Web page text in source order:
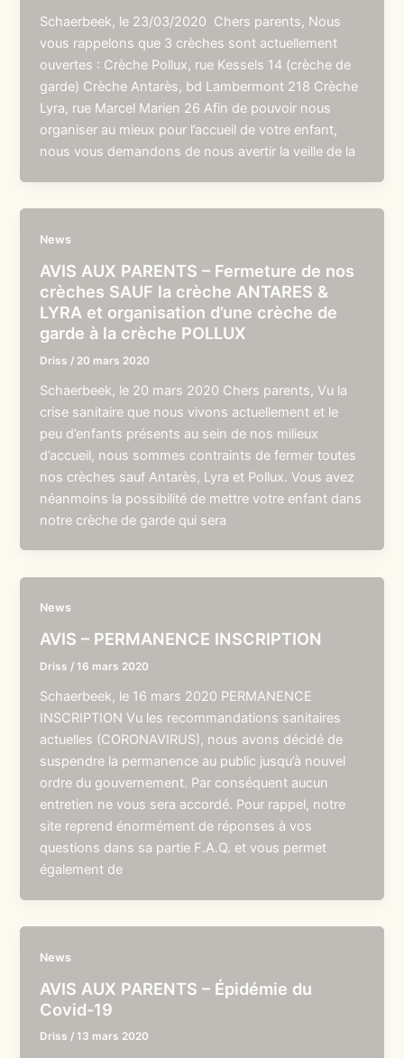
Schaerbeek, le 23/03/2020 Chers parents, Nous
vous rappelons que 3 crèches sont actuellement
ouvertes : Crèche Pollux, rue Kessels 14 (crèche de
garde) Crèche Antarès, bd Lambermont 218 Crèche
Lyra, rue Marcel Marien 26 Afin de pouvoir nous
organiser au mieux pour l’accueil de votre enfant,
nous vous demandons de nous avertir la veille de la
News
AVIS AUX PARENTS – Fermeture de nos
crèches SAUF la crèche ANTARES &
LYRA et organisation d’une crèche de
garde à la crèche POLLUX
Driss / 20 mars 2020
Schaerbeek, le 20 mars 2020 Chers parents, Vu la
crise sanitaire que nous vivons actuellement et le
peu d’enfants présents au sein de nos milieux
d’accueil, nous sommes contraints de fermer toutes
nos crèches sauf Antarès, Lyra et Pollux. Vous avez
néanmoins la possibilité de mettre votre enfant dans
notre crèche de garde qui sera
News
AVIS – PERMANENCE INSCRIPTION
Driss /16 mars 2020
Schaerbeek, le 16 mars 2020 PERMANENCE
INSCRIPTION Vu les recommandations sanitaires
actuelles (CORONAVIRUS), nous avons décidé de
suspendre la permanence au public jusqu’à nouvel
ordre du gouvernement. Par conséquent aucun
entretien ne vous sera accordé. Pour rappel, notre
site reprend énormément de réponses à vos
questions dans sa partie F.A.Q. et vous permet
également de
News
AVIS AUX PARENTS – Épidémie du
Covid-19
Driss /13 mars 2020